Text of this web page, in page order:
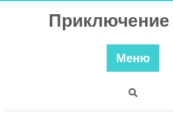
Приключение
Меню